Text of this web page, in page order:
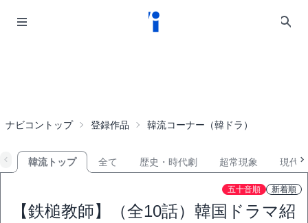
ナビコントップ 登録作品 韓流コーナー（韓ドラ）
韓流トップ 全て 歴史・時代劇 超常現象 現代
五十音順 新着順
【鉄槌教師】（全10話）韓国ドラマ紹